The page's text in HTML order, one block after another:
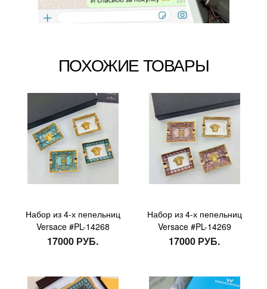
ПОХОЖИЕ ТОВАРЫ
Набор из 4-х пепельниц
Versace #PL-14268
17000 РУБ.
Набор из 4-х пепельниц
Versace #PL-14269
17000 РУБ.